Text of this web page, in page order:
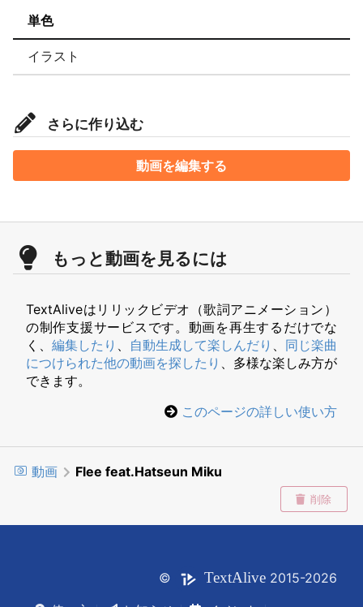
単色
イラスト
さらに作り込む
動画を編集する
もっと動画を見るには
TextAliveはリリックビデオ（歌詞アニメーション）
の制作支援サービスです。動画を再生するだけでな
く、 編集したり 自動生成して楽しんだり
同じ楽曲
につけられた他の動画を探したり
、多様な楽しみ方が
できます。
このページの詳しい使い方
動画 Flee feat.Hatseun Miku
削除
© TextAlive 2015-2026